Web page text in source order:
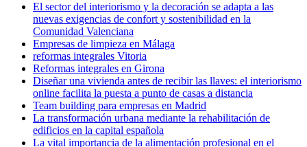
El sector del interiorismo y la decoración se adapta a las
nuevas exigencias de confort y sostenibilidad en la
Comunidad Valenciana
Empresas de limpieza en Málaga
reformas integrales Vitoria
Reformas integrales en Girona
Diseñar una vivienda antes de recibir las llaves: el interiorismo
online facilita la puesta a punto de casas a distancia
Team building para empresas en Madrid
La transformación urbana mediante la rehabilitación de
edificios en la capital española
La vital importancia de la alimentación profesional en el